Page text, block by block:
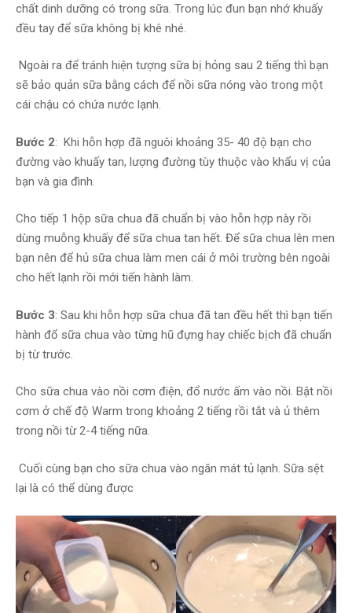
chất dinh dưỡng có trong sữa. Trong lúc đun bạn nhớ khuấy
đều tay để sữa không bị khê nhé.
Ngoài ra để tránh hiện tượng sữa bị hỏng sau 2 tiếng thì bạn
sẽ bảo quản sữa bằng cách để nồi sữa nóng vào trong một
cái chậu có chứa nước lạnh.
Bước 2: Khi hỗn hợp đã nguôi khoảng 35- 40 độ bạn cho
đường vào khuấy tan, lượng đường tùy thuộc vào khẩu vị của
bạn và gia đình.
Cho tiếp 1 hộp sữa chua đã chuẩn bị vào hỗn hợp này rồi
dùng muỗng khuấy để sữa chua tan hết. Để sữa chua lên men
bạn nên để hủ sữa chua làm men cái ở môi trường bên ngoài
cho hết lạnh rồi mới tiến hành làm.
Bước 3: Sau khi hỗn hợp sữa chua đã tan đều hết thì bạn tiến
hành đổ sữa chua vào từng hũ đựng hay chiếc bịch đã chuẩn
bị từ trước.
Cho sữa chua vào nồi cơm điện, đổ nước ấm vào nồi. Bật nồi
cơm ở chế độ Warm trong khoảng 2 tiếng rồi tắt và ủ thêm
trong nồi từ 2-4 tiếng nữa.
Cuối cùng bạn cho sữa chua vào ngăn mát tủ lạnh. Sữa sệt
lại là có thể dùng được